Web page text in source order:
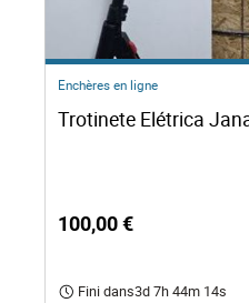
Enchères en ligne
100,00 €
Fini dans3d 7h 44m 13s